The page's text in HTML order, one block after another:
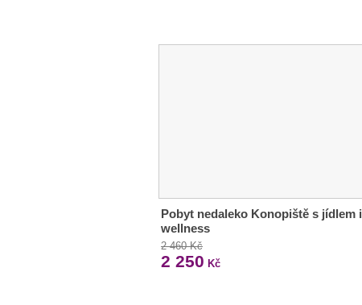
Pobyt nedaleko Konopiště s jídlem i
wellness
2 460 Kč
2 250 Kč